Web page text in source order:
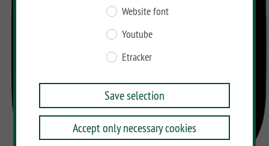
Website font
Youtube
Etracker
Save selection
Accept only necessary cookies